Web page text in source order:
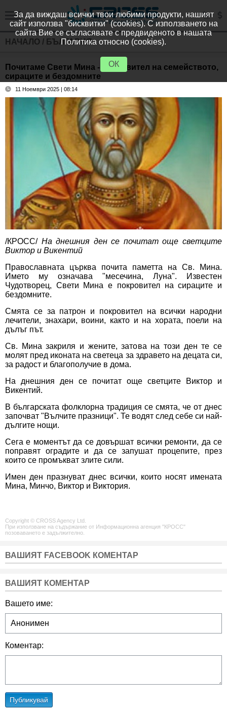
НАЧАЛО / БЪЛГАРИЯ
Почитаме Свети Мина - покровител на семейството,
сираците и бездомните
11 Ноември 2025 | 08:14
/КРОСС/ На днешния ден се почитат още светците
Виктор и Викентий
Православната църква почита паметта на Св. Мина.
Името му означава "месечина, Луна". Известен
Чудотворец, Свети Мина е покровител на сираците и
бездомните.
Смята се за патрон и покровител на всички народни
лечители, знахари, воини, както и на хората, поели на
дълъг път.
Св. Мина закриля и жените, затова на този ден те се
молят пред иконата на светеца за здравето на децата си,
за радост и благополучие в дома.
На днешния ден се почитат още светците Виктор и
Викентий.
В българската фолклорна традиция се смята, че от днес
започват "Вълчите празници". Те водят след себе си най-
дългите нощи.
Сега е моментът да се довършат всички ремонти, да се
поправят оградите и да се запушат процепите, през
които се промъкват злите сили.
Имен ден празнуват днес всички, които носят имената
Мина, Минчо, Виктор и Виктория.
Copyright © CROSS Agency Ltd.
При използване на съдържание от Информационна агенция "КРОСС"
позоваването е задължително.
ВАШИЯТ FACEBOOK КОМЕНТАР
ВАШИЯТ КОМЕНТАР
Вашето име:
Коментар:
Публикувай
За да виждаш всички твои любими продукти, нашият
сайт използва "бисквитки" (cookies). С използването на
сайта Вие се съгласявате с предвиденото в нашата
Политика относно (cookies).
ОК